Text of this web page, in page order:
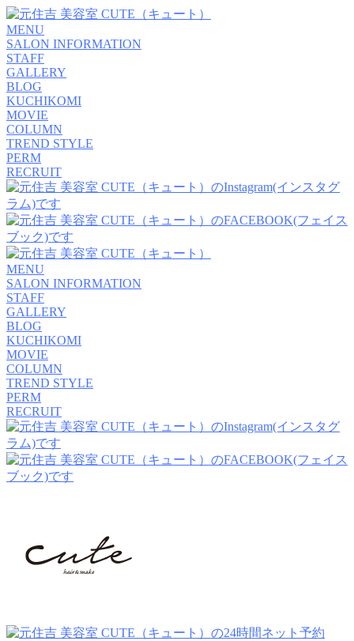
MENU
SALON INFORMATION
STAFF
GALLERY
BLOG
KUCHIKOMI
MOVIE
COLUMN
TREND STYLE
PERM
RECRUIT
MENU
SALON INFORMATION
STAFF
GALLERY
BLOG
KUCHIKOMI
MOVIE
COLUMN
TREND STYLE
PERM
RECRUIT